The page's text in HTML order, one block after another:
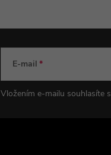
E-mail
Vložením e-mailu souhlasíte s